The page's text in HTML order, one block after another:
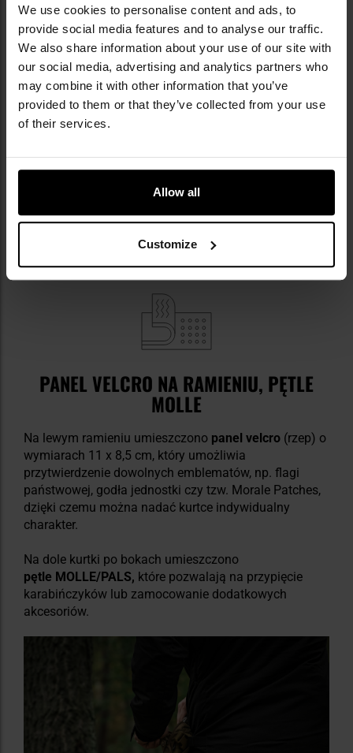
We use cookies to personalise content and ads, to
provide social media features and to analyse our traffic.
We also share information about your use of our site with
our social media, advertising and analytics partners who
may combine it with other information that you’ve
provided to them or that they’ve collected from your use
of their services.
Allow all
Customize
zimnem sąmankiety regulowane rzepem oraz
ściągacze w kapturze i u dołu kurtki.
PANEL VELCRO NA RAMIENIU, PĘTLE
MOLLE
Na lewym ramieniu umieszczono panel velcro (rzep) o
wymiarach 11 x 8,5 cm, który umożliwia
przytwierdzenie dowolnych emblematów, np. flagi
państwowej, godła jednostki czy tzw. Morale Patches,
dzięki czemu można nadać kurtce indywidualny
charakter.
Na dole kurtki po bokach umieszczono
pętle MOLLE/PALS, które pozwalają na przypięcie
karabińczyków lub zamocowanie dodatkowych
akcesoriów.